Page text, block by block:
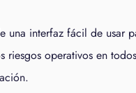
una interfaz fácil de usar
riesgos operativos en